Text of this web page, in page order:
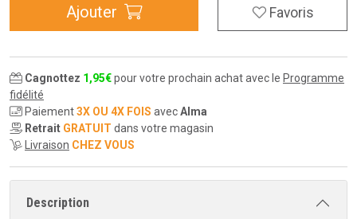
Ajouter Favoris
Cagnottez 1,95€pour votre prochain achat avec le Programme
fidélité
Paiement3X OU 4X FOIS avecAlma
Retrait GRATUIT dans votre magasin
Livraison CHEZ VOUS
Description